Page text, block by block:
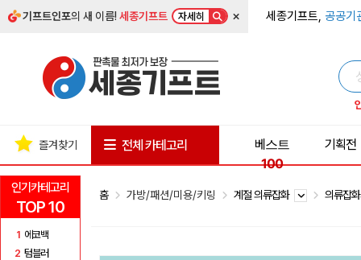
기프트인포의 새 이름!세종기프트 자세히 × 세종기프트, 공공기
인기카테고리
TOP 10
1 에코백
2 텀블러
즐겨찾기 전체 카테고리
베스트
100
기획전
홈 가방/패션/미용/키링 계절 의류잡화 의류잡